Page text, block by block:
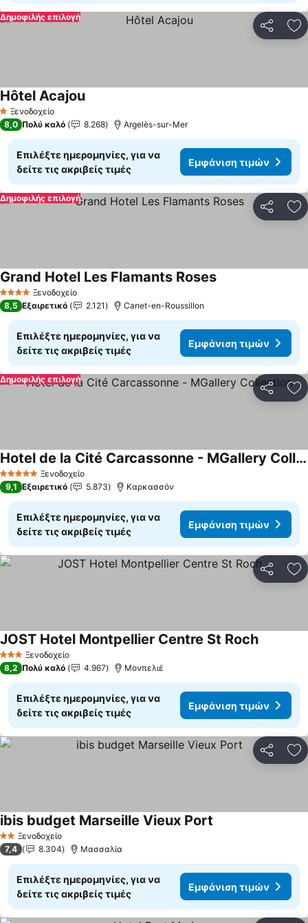
Δημοφιλής επιλογή
1 Αστέρια
Ξενοδοχείο
Hôtel Acajou
8,0 Πολύ καλό 8.268 Argelès-sur-Mer
Επιλέξτε ημερομηνίες, για να
δείτε τις ακριβείς τιμές
Εμφάνιση τιμών
Δημοφιλής επιλογή
4 ΑστέριαΞενοδοχείο
Grand Hotel Les Flamants Roses
8,5 Εξαιρετικό 2.121 Canet-en-Roussillon
Επιλέξτε ημερομηνίες, για να
δείτε τις ακριβείς τιμές
Εμφάνιση τιμών
Δημοφιλής επιλογή
5 Αστέρια Ξενοδοχείο
Hotel de la Cité Carcassonne - MGallery Collection
9,1 Εξαιρετικό 5.873 Καρκασσόν
Επιλέξτε ημερομηνίες, για να
δείτε τις ακριβείς τιμές
Εμφάνιση τιμών
3 ΑστέριαΞενοδοχείο
JOST Hotel Montpellier Centre St Roch
8,2 Πολύ καλό 4.967 Μονπελιέ
Επιλέξτε ημερομηνίες, για να
δείτε τις ακριβείς τιμές
Εμφάνιση τιμών
2 ΑστέριαΞενοδοχείο
ibis budget Marseille Vieux Port
7,4 8.304 Μασσαλία
Επιλέξτε ημερομηνίες, για να
δείτε τις ακριβείς τιμές
Εμφάνιση τιμών